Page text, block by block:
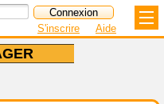
S'inscrire Aide